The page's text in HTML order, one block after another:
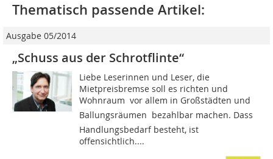
Thematisch passende Artikel:
Ausgabe 05/2014
„Schuss aus der Schrotflinte“
Liebe Leserinnen und Leser, die
Mietpreisbremse soll es richten und
Wohnraum  vor allem in Großstädten und
Ballungsräumen  bezahlbar machen. Dass
Handlungsbedarf besteht, ist
offensichtlich....